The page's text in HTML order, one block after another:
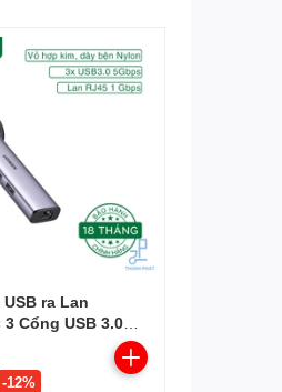
ra Lan
3 Cổng USB 3.0
-12%